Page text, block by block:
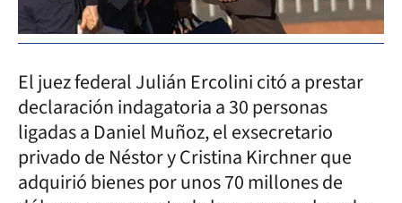
El juez federal Julián Ercolini citó a prestar
declaración indagatoria a 30 personas
ligadas a Daniel Muñoz, el exsecretario
privado de Néstor y Cristina Kirchner que
adquirió bienes por unos 70 millones de